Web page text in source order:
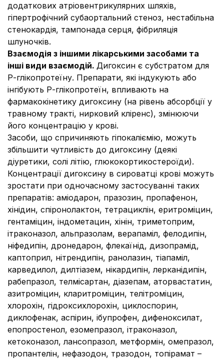
додаткових атріовентрикулярних шляхів,
гіпертрофічний субаортальний стеноз, нестабільна
стенокардія, тампонада серця, фібриляція
шлуночків.
Взаємодія з іншими лікарськими засобами та
інші види взаємодій. Дигоксин є субстратом для
Р-глікопротеїну. Препарати, які індукують або
інгібують Р-глікопротеїн, впливають на
фармакокінетику дигоксину (на рівень абсорбції у
травному тракті, нирковий кліренс), змінюючи
його концентрацію у крові.
Засоби, що спричиняють гіпокаліємію, можуть
збільшити чутливість до дигоксину (деякі
діуретики, солі літію, глюкокортикостероїди).
Концентрації дигоксину в сироватці крові можуть
зростати при одночасному застосуванні таких
препаратів: аміодарон, празозин, пропафенон,
хінідин, спіронолактон, тетрациклін, еритроміцин,
гентаміцин, індометацин, хінін, триметоприм,
ітраконазол, альпразолам, верапаміл, фелодипін,
ніфедипін, дронедарон, флекаїнід, дизопрамід,
каптоприл, нітрендипін, ранолазин, тіапаміл,
карведилол, дилтіазем, нікардипін, лерканідипін,
рабепразол, телмісартан, діазепам, аторвастатин,
азитроміцин, кларитроміцин, телітроміцин,
хлорохін, гідроксихлорохін, циклоспорин,
диклофенак, аспірин, ібупрофен, дифеноксилат,
епопростенол, езомепразол, ітраконазол,
кетоконазол, лансопразол, метформін, омепразол,
пропантелін, нефазодон, тразодон, топірамат –